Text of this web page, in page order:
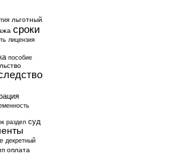
льготный
сроки
лицензия
пособие
раздел суд
декретный
оплата